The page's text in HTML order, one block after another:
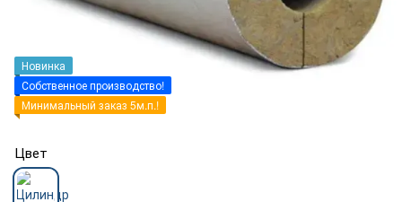
Новинка
Собственное производство!
Минимальный заказ 5м.п.!
Цвет